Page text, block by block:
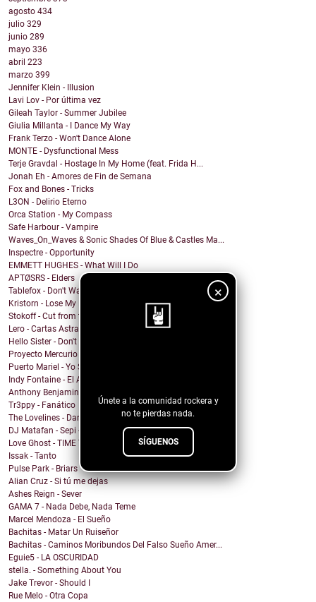
×
Únete a la comunidad rockera y
no te pierdas nada.
SÍGUENOS
agosto 434
julio 329
junio 289
mayo 336
abril 223
marzo 399
Jennifer Klein - Illusion
Lavi Lov - Por última vez
Gileah Taylor - Summer Jubilee
Giulia Millanta - I Dance My Way
Frank Terzo - Won't Dance Alone
MONTE - Dysfunctional Mess
Terje Gravdal - Hostage In My Home (feat. Frida H...
Jonah Eh - Amores de Fin de Semana
Fox and Bones - Tricks
L3ON - Delirio Eterno
Orca Station - My Compass
Safe Harbour - Vampire
Waves_On_Waves & Sonic Shades Of Blue & Castles Ma...
Inspectre - Opportunity
EMMETT HUGHES - What Will I Do
APTØSRS - Elders
Tablefox - Don't Wait For Me To Be What You Want M...
Kristorn - Lose My Mind
Stokoff - Cut from the Same Cloth
Lero - Cartas Astrales
Hello Sister - Don't Stop Me Now - Cover
Proyecto Mercurio - Al Mar
Puerto Mariel - Yo Soy el Solitario
Indy Fontaine - El Amor No Alcanza
Anthony Benjamin - Home
Tr3ppy - Fanático
The Lovelines - Darlin'
DJ Matafan - Sepi - Faut pas y craindre
Love Ghost - TIME TRAVEL
Issak - Tanto
Pulse Park - Briars
Alian Cruz - Si tú me dejas
Ashes Reign - Sever
GAMA 7 - Nada Debe, Nada Teme
Marcel Mendoza - El Sueño
Bachitas - Matar Un Ruiseñor
Bachitas - Caminos Moribundos Del Falso Sueño Amer...
Eguie5 - LA OSCURIDAD
stella. - Something About You
Jake Trevor - Should I
Rue Melo - Otra Copa